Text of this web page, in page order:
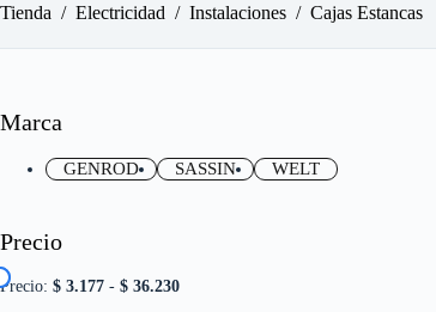
Tienda / Electricidad / Instalaciones / Cajas Estancas
Marca
GENROD SASSIN WELT
Precio
Precio: $ 3.177 - $ 36.230